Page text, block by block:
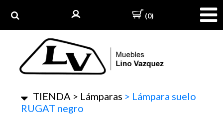
(0)
TIENDA > Lámparas > Lámpara suelo
RUGAT negro